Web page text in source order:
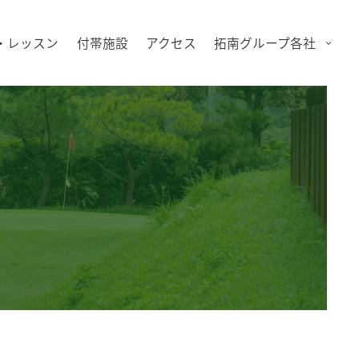
レッスン 付帯施設 アクセス 拓南グループ各社